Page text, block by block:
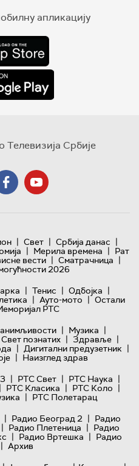
апликацију
Телевизија Србије
| Свет | Србија данас |
| Мерила времена | Рат
вести | Сматрачница |
2026
| Тенис | Одбојка |
| Ауто-мото | Остали
РТС
| Музика |
Свет познатих | Здравље |
| Дигитални предузетник |
| Наизглед здрав
| РТС Свет | РТС Наука |
| РТС Класика | РТС Коло |
| РТС Полетарац
| Радио Београд 2 | Радио
| Радио Плетеница | Радио
| Радио Вртешка | Радио
| Архив